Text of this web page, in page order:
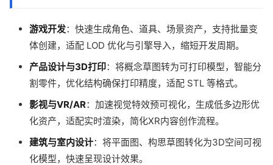
游戏开发：快速生成角色、道具、场景资产，支持批量变
体创建，适配 LOD 优化与引擎导入，缩短开发周期。
产品设计与3D打印：将概念草图转为可打印模型，智能分
割零件，优化结构确保打印精度，适配 STL 等格式。
影视与VR/AR：加速视觉特效预可视化，生成低多边形优
化资产，适配实时渲染，简化XR内容创作流程。
建筑与室内设计：将平面图、构思草图转化为3D空间可视
化模型，快速呈现设计效果。